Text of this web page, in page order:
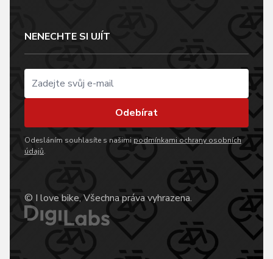
NENECHTE SI UJÍT
Odebírat
Odesláním souhlasíte s našimi podmínkami ochrany osobních
údajů.
© I love bike, Všechna práva vyhrazena.